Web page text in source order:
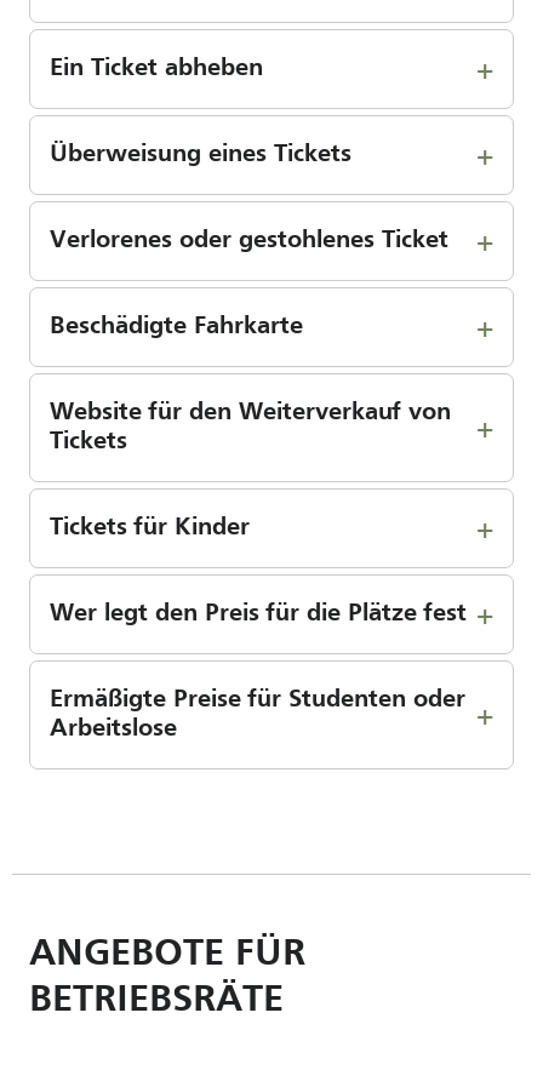
Ein Ticket abheben
Überweisung eines Tickets
Verlorenes oder gestohlenes Ticket
Beschädigte Fahrkarte
Website für den Weiterverkauf von
Tickets
Tickets für Kinder
Wer legt den Preis für die Plätze fest
Ermäßigte Preise für Studenten oder
Arbeitslose
ANGEBOTE FÜR
BETRIEBSRÄTE